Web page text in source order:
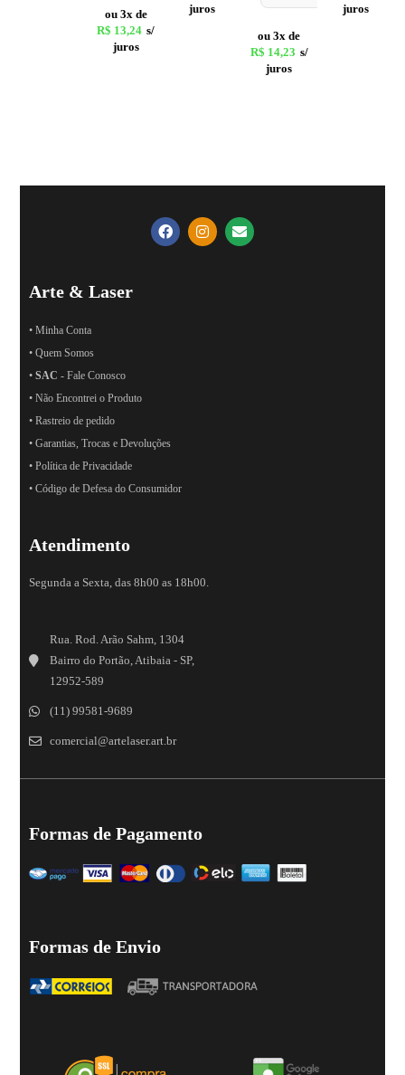
ou 3x de
R$ 13,24 s/
juros
juros
ou 3x de
R$ 14,23 s/
juros
juros
Arte & Laser
• Minha Conta
• Quem Somos
•SAC - Fale Conosco
• Não Encontrei o Produto
• Rastreio de pedido
• Garantias, Trocas e Devoluções
• Política de Privacidade
• Código de Defesa do Consumidor
Atendimento
Segunda a Sexta, das 8h00 as 18h00.
Rua. Rod. Arão Sahm, 1304
Bairro do Portão, Atibaia - SP,
12952-589
(11) 99581-9689
comercial@artelaser.art.br
Formas de Pagamento
Formas de Envio